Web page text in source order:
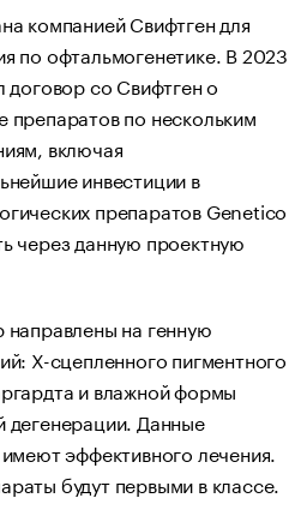
компанией Свифтген для
по офтальмогенетике. В 2023
со Свифтген о
препаратов по нескольким
включая
инвестиции в
препаратов Genetico
через данную проектную
направлены на генную
Х-сцепленного пигментного
и влажной формы
дегенерации. Данные
эффективного лечения.
будут первыми в классе.